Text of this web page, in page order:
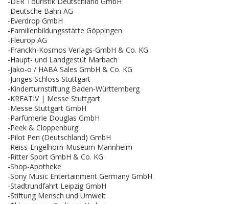
-Deutsche Bahn AG
-Everdrop GmbH
-Familienbildungsstätte Göppingen
-Fleurop AG
-Franckh-Kosmos Verlags-GmbH & Co. KG
-Haupt- und Landgestüt Marbach
-Jako-o / HABA Sales GmbH & Co. KG
-Junges Schloss Stuttgart
-Kinderturnstiftung Baden-Württemberg
-KREATIV | Messe Stuttgart
-Messe Stuttgart GmbH
-Parfümerie Douglas GmbH
-Peek & Cloppenburg
-Pilot Pen (Deutschland) GmbH
-Reiss-Engelhorn-Museum Mannheim
-Ritter Sport GmbH & Co. KG
-Shop-Apotheke
-Sony Music Entertainment Germany GmbH
-Stadtrundfahrt Leipzig GmbH
-Stiftung Mensch und Umwelt